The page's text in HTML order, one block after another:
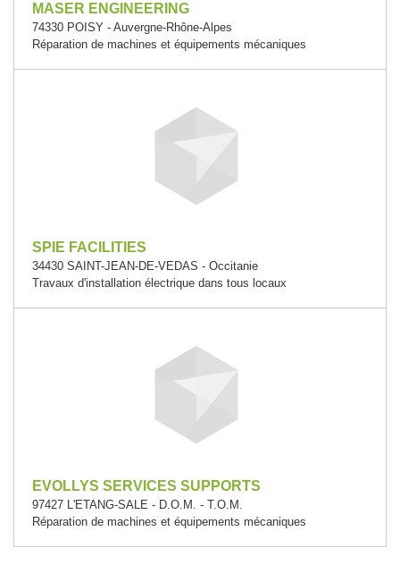
MASER ENGINEERING
74330 POISY - Auvergne-Rhône-Alpes
Réparation de machines et équipements mécaniques
SPIE FACILITIES
34430 SAINT-JEAN-DE-VEDAS - Occitanie
Travaux d'installation électrique dans tous locaux
EVOLLYS SERVICES SUPPORTS
97427 L'ETANG-SALE - D.O.M. - T.O.M.
Réparation de machines et équipements mécaniques